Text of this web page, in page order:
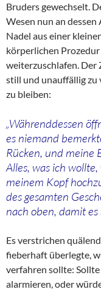
Bruders gewechselt.
Wesen nun an
Nadel aus einer
körperlichen
weiterzuschlafen. Der
still und unauffällig zu
zu bleiben:
„Währenddessen
es niemand
Rücken, und meine
Alles, was ich
meinem Kopf
des gesamten
nach oben, damit
Es verstrichen
fieberhaft überlegte,
verfahren sollte:
alarmieren, oder